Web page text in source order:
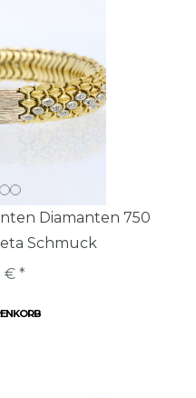
Diamanten 750
Schmuck
€ *